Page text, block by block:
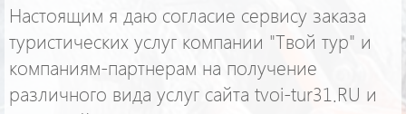
Настоящим я даю согласие сервису заказа
туристических услуг компании "Твой тур" и
компаниям-партнерам на получение
различного вида услуг сайта tvoi-tur31.RU и